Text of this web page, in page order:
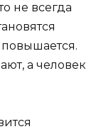
не всегда
а человек